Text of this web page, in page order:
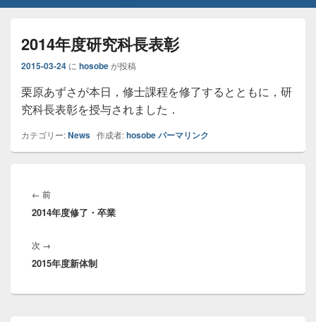
2014年度研究科長表彰
2015-03-24 に hosobeが投稿
栗原あずさが本日，修士課程を修了するとともに，研
究科長表彰を授与されました．
カテゴリー:News 作成者:hosobeパーマリンク
稿
ナ
ゲ
ー
シ
← 前前
の
2014年度修了・卒業
次 →
の
稿:
2015年度新体制